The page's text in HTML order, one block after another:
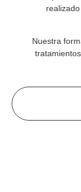
Nuestra